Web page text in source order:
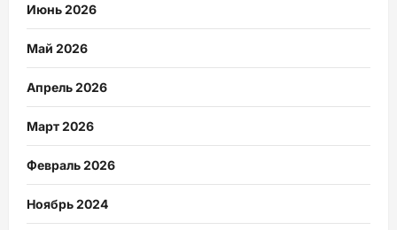
Июнь 2026
Май 2026
Апрель 2026
Март 2026
Февраль 2026
Ноябрь 2024